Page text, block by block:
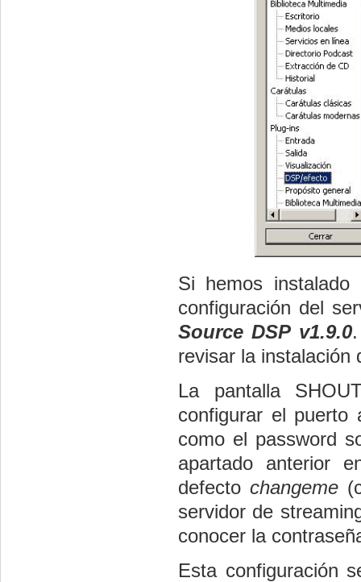
Si hemos instalado
configuración del
Source DSP v1.9.0
revisar la instalación
La pantalla
configurar el puerto
como el password
apartado anterior
defectochangeme
servidor de
conocer la
Esta configuración